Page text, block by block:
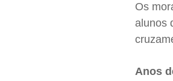
Os
alunos
Anos